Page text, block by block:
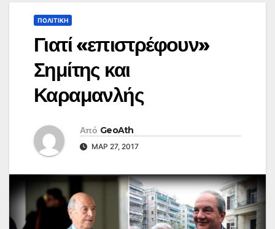
ΠΟΛΙΤΙΚΉ
Γιατί «επιστρέφουν»
Σημίτης και
Καραμανλής
Από GeoAth
ΜΑΡ 27, 2017